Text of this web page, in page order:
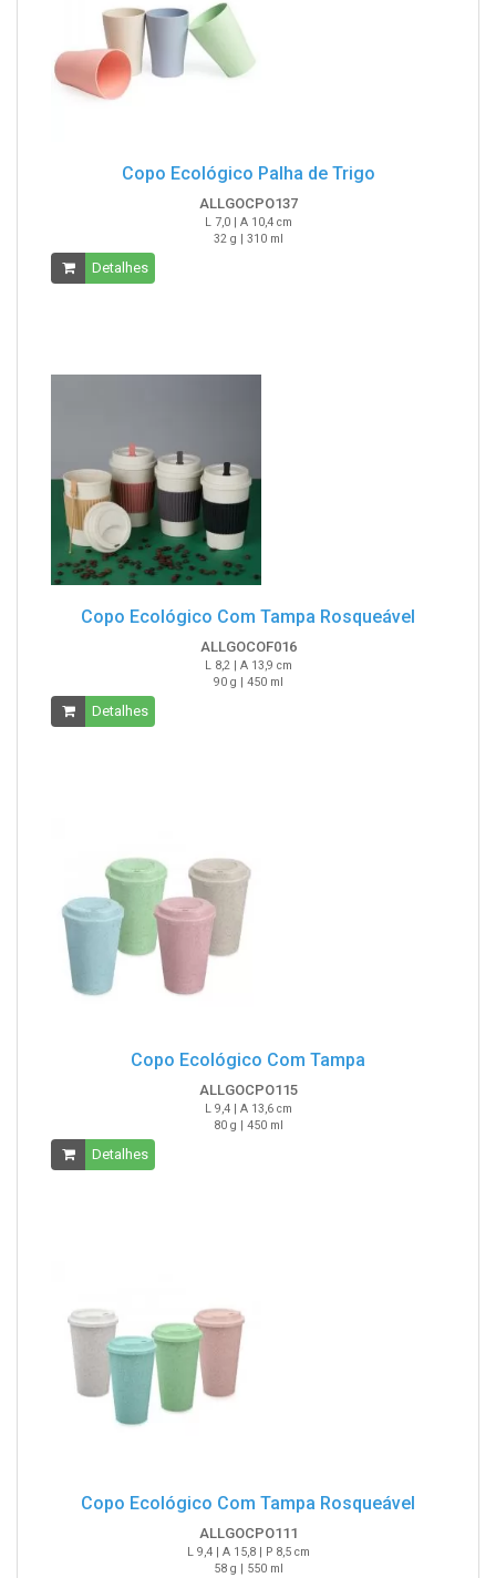
Copo Ecológico Palha de Trigo
ALLGOCPO137
L 7,0 | A 10,4 cm
32 g | 310 ml
Detalhes
Copo Ecológico Com Tampa Rosqueável
ALLGOCOF016
L 8,2 | A 13,9 cm
90 g | 450 ml
Detalhes
Copo Ecológico Com Tampa
ALLGOCPO115
L 9,4 | A 13,6 cm
80 g | 450 ml
Detalhes
Copo Ecológico Com Tampa Rosqueável
ALLGOCPO111
L 9,4 | A 15,8 | P 8,5 cm
58 g | 550 ml